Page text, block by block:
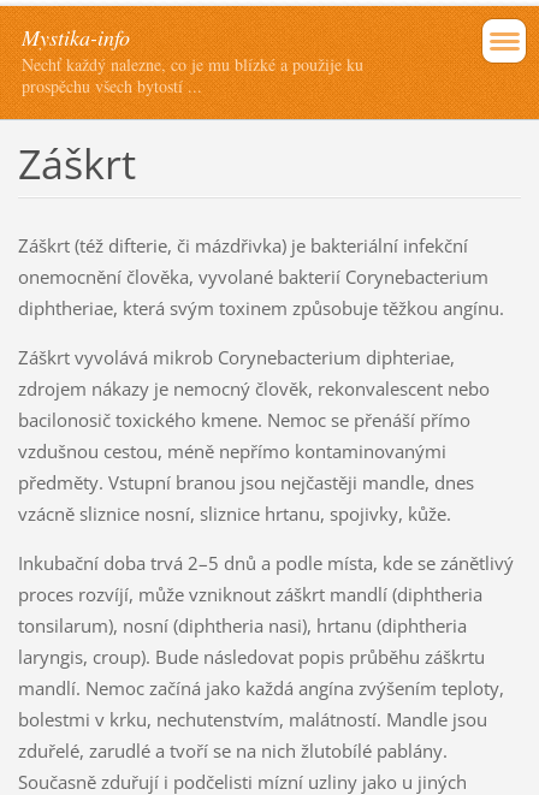
Mystika-info
Nechť každý nalezne, co je mu blízké a použije ku
prospěchu všech bytostí ...
Záškrt
Záškrt (též difterie, či mázdřivka) je bakteriální infekční
onemocnění člověka, vyvolané bakterií Corynebacterium
diphtheriae, která svým toxinem způsobuje těžkou angínu.
Záškrt vyvolává mikrob Corynebacterium diphteriae,
zdrojem nákazy je nemocný člověk, rekonvalescent nebo
bacilonosič toxického kmene. Nemoc se přenáší přímo
vzdušnou cestou, méně nepřímo kontaminovanými
předměty. Vstupní branou jsou nejčastěji mandle, dnes
vzácně sliznice nosní, sliznice hrtanu, spojivky, kůže.
Inkubační doba trvá 2–5 dnů a podle místa, kde se zánětlivý
proces rozvíjí, může vzniknout záškrt mandlí (diphtheria
tonsilarum), nosní (diphtheria nasi), hrtanu (diphtheria
laryngis, croup). Bude následovat popis průběhu záškrtu
mandlí. Nemoc začíná jako každá angína zvýšením teploty,
bolestmi v krku, nechutenstvím, malátností. Mandle jsou
zduřelé, zarudlé a tvoří se na nich žlutobílé pablány.
Současně zduřují i podčelisti mízní uzliny jako u jiných